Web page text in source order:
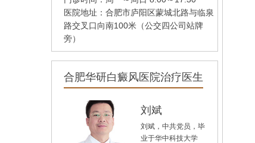
医院地址：合肥市庐阳区蒙城北路与临泉
路交叉口向南100米（公交四公司站牌
旁）
合肥华研白癜风医院治疗医生
孙定英
高汝辉
刘斌
刘斌，中共党员，毕
业于华中科技大学